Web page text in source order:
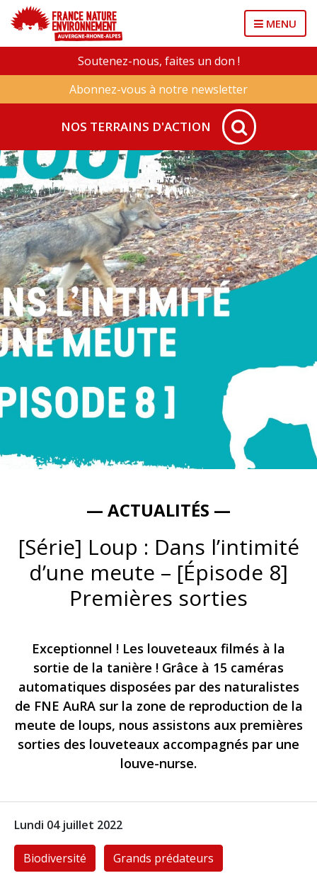
MENU
Soutenez-nous, faites un don !
Abonnez-vous à notre newsletter
NOS TERRAINS D'ACTION
— ACTUALITÉS —
[Série] Loup : Dans l’intimité
d’une meute – [Épisode 8]
Premières sorties
Exceptionnel ! Les louveteaux filmés à la
sortie de la tanière ! Grâce à 15 caméras
automatiques disposées par des naturalistes
de FNE AuRA sur la zone de reproduction de la
meute de loups, nous assistons aux premières
sorties des louveteaux accompagnés par une
louve-nurse.
Lundi 04 juillet 2022
Biodiversité Grands prédateurs